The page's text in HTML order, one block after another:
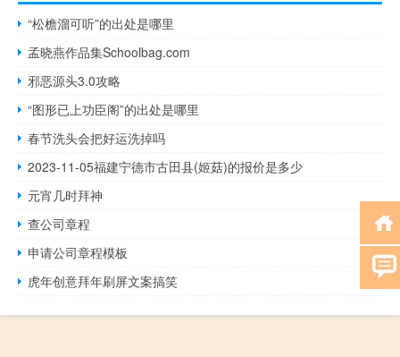
“松檐溜可听”的出处是哪里
孟晓燕作品集Schoolbag.com
邪恶源头3.0攻略
“图形已上功臣阁”的出处是哪里
春节洗头会把好运洗掉吗
2023-11-05福建宁德市古田县(姬菇)的报价是多少
元宵几时拜神
查公司章程
申请公司章程模板
虎年创意拜年刷屏文案搞笑